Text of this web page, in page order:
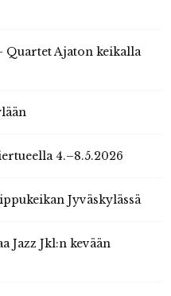
Ajaton keikalla
4.–8.5.2026
Jyväskylässä
Jazz Jkl:n kevään